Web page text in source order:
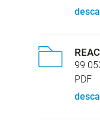
99
PDF